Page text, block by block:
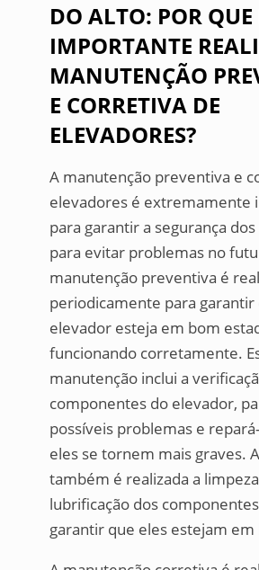
DO ALTO: POR QUE
IMPORTANTE
MANUTENÇÃO
E CORRETIVA DE
ELEVADORES?
A manutenção preventiva e
elevadores é extremamente
para garantir a segurança
para evitar problemas no
manutenção preventiva é
periodicamente para garantir
elevador esteja em bom
funcionando corretamente.
manutenção inclui a
componentes do elevador,
possíveis problemas e
eles se tornem mais graves.
também é realizada a
lubrificação dos
garantir que eles estejam